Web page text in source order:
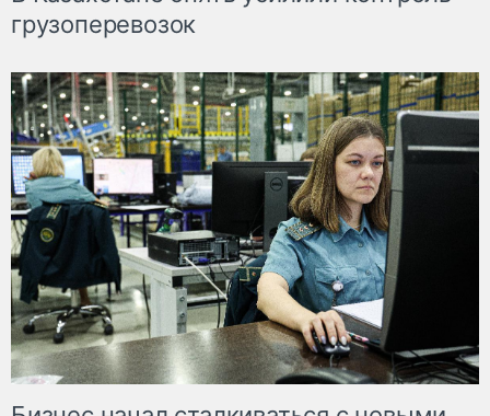
грузоперевозок